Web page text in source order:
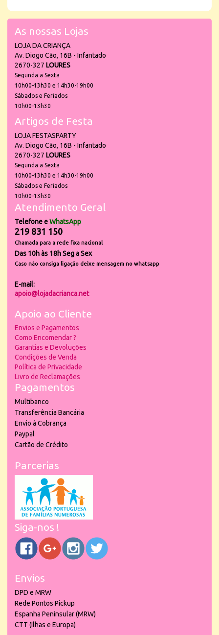
As nossas Lojas
LOJA DA CRIANÇA
Av. Diogo Cão, 16B - Infantado
2670-327 LOURES
Segunda a Sexta
10h00-13h30 e 14h30-19h00
Sábados e Feriados
10h00-13h30
Artigos de Festa
LOJA FESTASPARTY
Av. Diogo Cão, 16B - Infantado
2670-327 LOURES
Segunda a Sexta
10h00-13h30 e 14h30-19h00
Sábados e Feriados
10h00-13h30
Atendimento Geral
Telefone eWhatsApp
219 831 150
Chamada para a rede fixa nacional
Das 10h às 18h Seg a Sex
Caso não consiga ligação deixe mensagem no whatsapp
E-mail:
apoio@lojadacrianca.net
Apoio ao Cliente
Envios e Pagamentos
Como Encomendar ?
Garantias e Devoluções
Condições de Venda
Política de Privacidade
Livro de Reclamações
Pagamentos
Multibanco
Transferência Bancária
Envio à Cobrança
Paypal
Cartão de Crédito
Parcerias
Siga-nos !
Envios
DPD e MRW
Rede Pontos Pickup
Espanha Peninsular (MRW)
CTT (Ilhas e Europa)